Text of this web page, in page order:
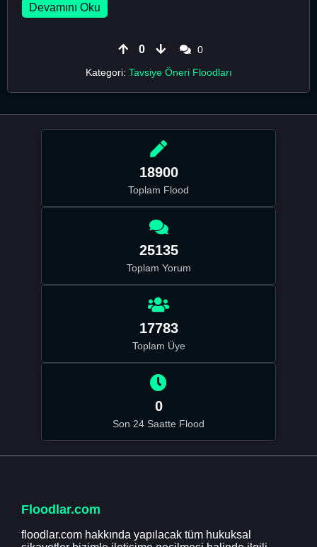
Devamını Oku
0
0
Kategori: Tavsiye Öneri Floodları
18900
Toplam Flood
25135
Toplam Yorum
17783
Toplam Üye
0
Son 24 Saatte Flood
Floodlar.com
floodlar.com hakkında yapılacak tüm hukuksal